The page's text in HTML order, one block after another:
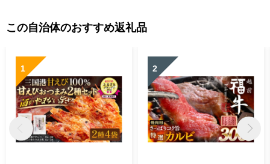
この自治体のおすすめ返礼品
1 2